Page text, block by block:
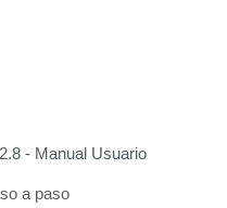
- Manual Usuario
a paso